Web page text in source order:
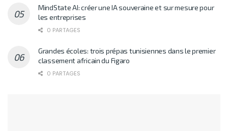
MindState AI: créer une IA souveraine et sur mesure pour
les entreprises
0 PARTAGES
Grandes écoles: trois prépas tunisiennes dans le premier
classement africain du Figaro
0 PARTAGES